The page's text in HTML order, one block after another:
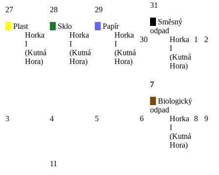
27
Plast
Horka
I
(Kutná
Hora)
28
Sklo
Horka
I
(Kutná
Hora)
29
Papír
Horka
I
(Kutná
Hora)
30
31
Směsný
odpad
Horka
I
(Kutná
Hora)
1 2
3 4 5 6
7
Biologický
odpad
Horka
I
(Kutná
Hora)
8 9
11